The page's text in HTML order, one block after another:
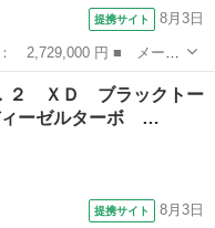
提携サイト 8月3日
グレード名： ＸＤ プ
３６０°ビューモニタ
２ ＸＤ ブラックトー
ーゼルターボ …
提携サイト 8月3日